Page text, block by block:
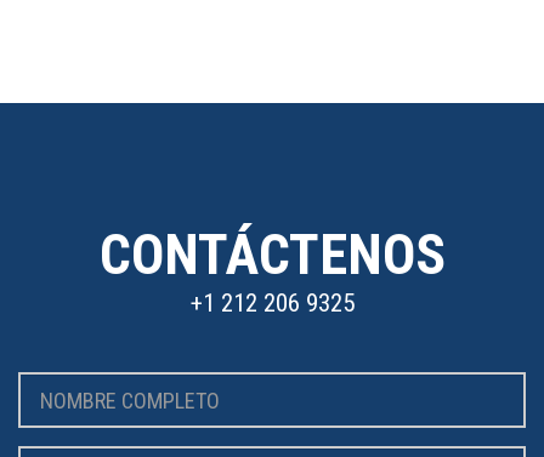
CONTÁCTENOS
+1 212 206 9325